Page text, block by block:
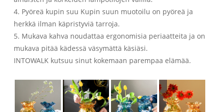
4. Pyöreä kupin suu Kupin suun muotoilu on pyöreä ja
herkkä ilman käpristyviä tarroja.
5. Mukava kahva noudattaa ergonomisia periaatteita ja on
mukava pitää kädessä väsymättä käsiäsi.
INTOWALK kutsuu sinut kokemaan parempaa elämää.